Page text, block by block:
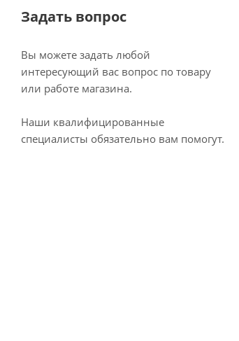
Задать вопрос
Вы можете задать любой
интересующий вас вопрос по товару
или работе магазина.
Наши квалифицированные
специалисты обязательно вам помогут.